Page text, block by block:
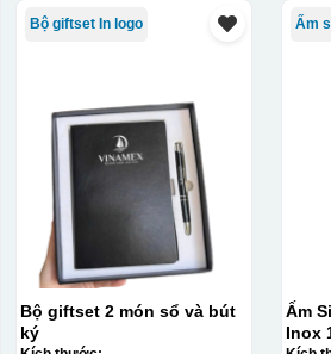
Ưu nhược điểm của ép kim
ƯU ĐIỂM
Tạo độ tương phản
giữ sản phẩm và chi
tiết, giúp các chi tiết
trở nên bắt mắt và
độc đáo, dễ thu hút
Bộ giftset In logo
Bộ giftset 2 món sổ và bút
ký
Ấm
Ấm
Inox